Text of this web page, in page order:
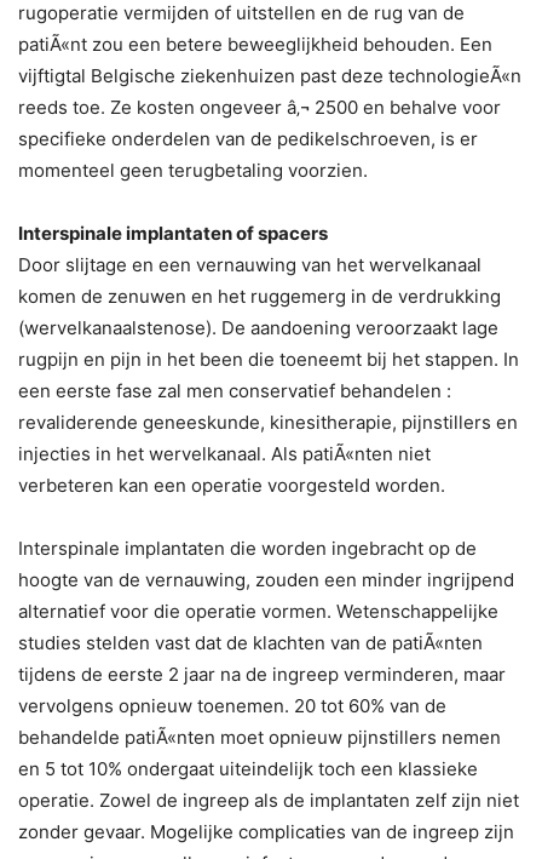
rugoperatie vermijden of uitstellen en de rug van de
patiÃ«nt zou een betere beweeglijkheid behouden. Een
vijftigtal Belgische ziekenhuizen past deze technologieÃ«n
reeds toe. Ze kosten ongeveer â‚¬ 2500 en behalve voor
specifieke onderdelen van de pedikelschroeven, is er
momenteel geen terugbetaling voorzien.
Interspinale implantaten of spacers
Door slijtage en een vernauwing van het wervelkanaal
komen de zenuwen en het ruggemerg in de verdrukking
(wervelkanaalstenose). De aandoening veroorzaakt lage
rugpijn en pijn in het been die toeneemt bij het stappen. In
een eerste fase zal men conservatief behandelen :
revaliderende geneeskunde, kinesitherapie, pijnstillers en
injecties in het wervelkanaal. Als patiÃ«nten niet
verbeteren kan een operatie voorgesteld worden.
Interspinale implantaten die worden ingebracht op de
hoogte van de vernauwing, zouden een minder ingrijpend
alternatief voor die operatie vormen. Wetenschappelijke
studies stelden vast dat de klachten van de patiÃ«nten
tijdens de eerste 2 jaar na de ingreep verminderen, maar
vervolgens opnieuw toenemen. 20 tot 60% van de
behandelde patiÃ«nten moet opnieuw pijnstillers nemen
en 5 tot 10% ondergaat uiteindelijk toch een klassieke
operatie. Zowel de ingreep als de implantaten zelf zijn niet
zonder gevaar. Mogelijke complicaties van de ingreep zijn